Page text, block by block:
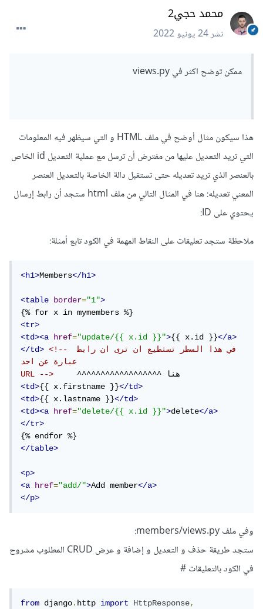
number
محمد حجي2
نشر24 يونيو 2022
ممكن توضح اكثر في views.py
هذا سيكون مثال أوضح في ملف HTML و التي سيظهر فيه المعلومات
التي تريد التعديل عليها من مفترض أن ترسل مع عملية التعديل id الخاص
بالعنصر الذي تريد تعديله حتى تستقبل دالة الخاصة بالتعديل العنصر
المعني تعديله: هنا في المثال التالي من ملف html ستجد أن رابط إرسال
يحتوي على ID:
ملاحظة ستجد تعليقات على النقاط المهمة في الكود تابع أمثلة:
<h1>Members</h1>
<table border="1">
<tr>
<td><a
href="update/{{ x.id }}">{{ x.id }}</a>
</td>
<!-- في هذا السطر تستطيع ان ترى ان رابط
عبارة عن احد
URL -->
<td>{{ x.firstname }}</td>
<td>{{ x.lastname }}</td>
<td><a
href="delete/{{ x.id }}">delete</a>
</tr>
</table>
<p>
<a
href="add/">Add member</a>
</p>
وفي ملف members/views.py:
ستجد طريقة حذف و التعديل و إضافة و عرض CRUD المطلوب مشروح
في الكود بالتعليقات #
from django.http import HttpResponse,